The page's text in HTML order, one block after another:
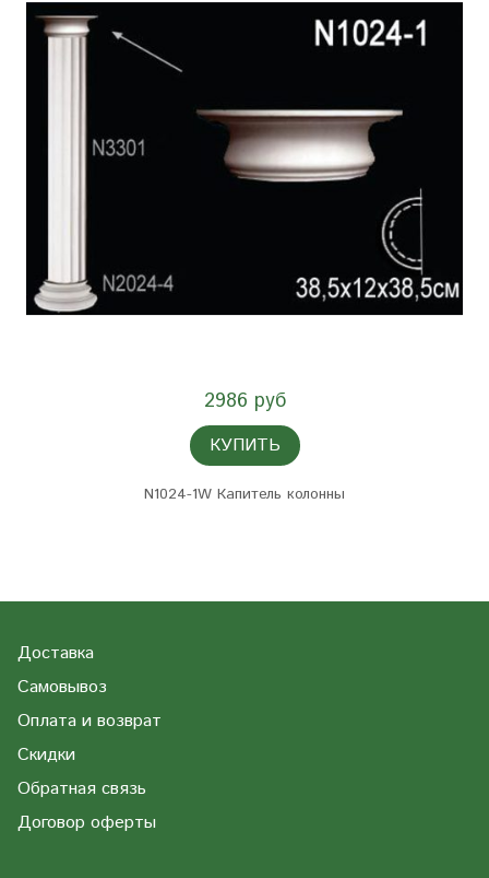
2986 руб
КУПИТЬ
N1024-1W Капитель колонны
Доставка
Самовывоз
Оплата и возврат
Скидки
Обратная связь
Договор оферты